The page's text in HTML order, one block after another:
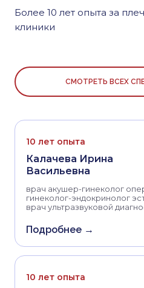
Более 10 лет опыта за
клиники
СМОТРЕТЬ ВСЕХ
10 лет опыта
Калачева Ирина
Васильевна
врач акушер-гинеколог
гинеколог-эндокринолог
врач ультразвуковой
Подробнее →
10 лет опыта